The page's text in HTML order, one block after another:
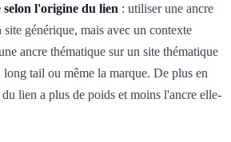
selon l'origine du lien : utiliser une ancre
site générique, mais avec un contexte
ancre thématique sur un site thématique
tail ou même la marque. De plus en
lien a plus de poids et moins l'ancre elle-